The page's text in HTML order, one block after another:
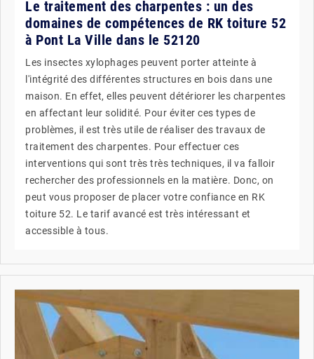
Le traitement des charpentes : un des
domaines de compétences de RK toiture 52
à Pont La Ville dans le 52120
Les insectes xylophages peuvent porter atteinte à
l'intégrité des différentes structures en bois dans une
maison. En effet, elles peuvent détériorer les charpentes
en affectant leur solidité. Pour éviter ces types de
problèmes, il est très utile de réaliser des travaux de
traitement des charpentes. Pour effectuer ces
interventions qui sont très très techniques, il va falloir
rechercher des professionnels en la matière. Donc, on
peut vous proposer de placer votre confiance en RK
toiture 52. Le tarif avancé est très intéressant et
accessible à tous.